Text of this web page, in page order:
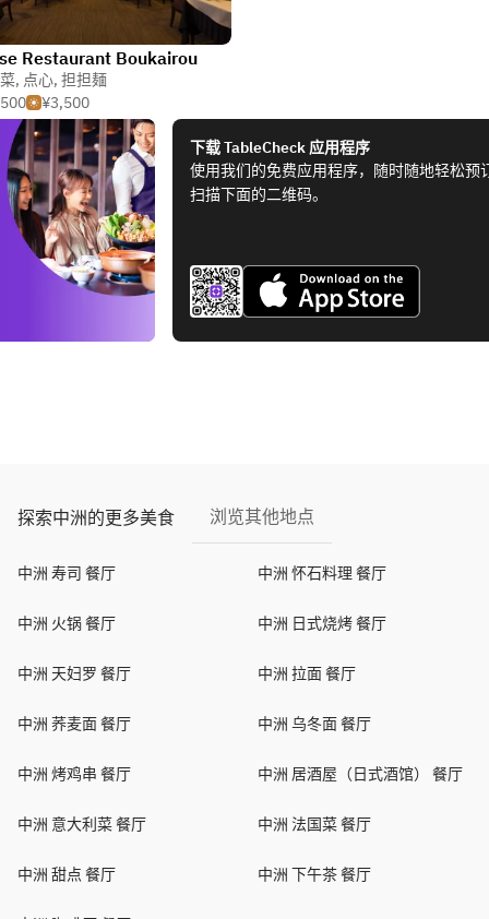
Restaurant Boukairou
, 点心, 担担麺
¥3,500
下载 TableCheck 应用程序
使用我们的免费应用程序，随时随地轻松预
扫描下面的二维码。
探索中洲的更多美食 浏览其他地点
中洲 寿司 餐厅 中洲 怀石料理 餐厅
中洲 火锅 餐厅 中洲 日式烧烤 餐厅
中洲 天妇罗 餐厅 中洲 拉面 餐厅
中洲 荞麦面 餐厅 中洲 乌冬面 餐厅
中洲 烤鸡串 餐厅 中洲 居酒屋（日式酒馆） 餐厅
中洲 意大利菜 餐厅 中洲 法国菜 餐厅
中洲 甜点 餐厅 中洲 下午茶 餐厅